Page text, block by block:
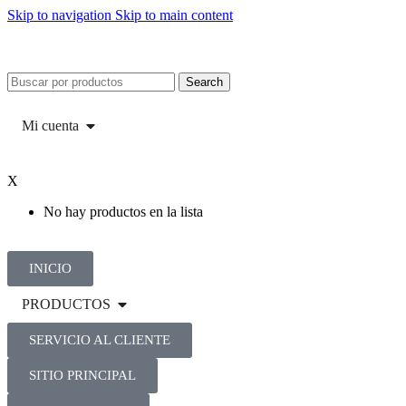
Skip to navigation Skip to main content
Search
Mi cuenta
X
No hay productos en la lista
INICIO
PRODUCTOS
SERVICIO AL CLIENTE
SITIO PRINCIPAL